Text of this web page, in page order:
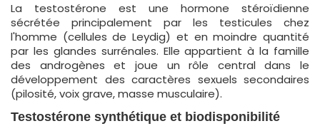
La testostérone est une hormone stéroïdienne
sécrétée principalement par les testicules chez
l'homme (cellules de Leydig) et en moindre quantité
par les glandes surrénales. Elle appartient à la famille
des androgènes et joue un rôle central dans le
développement des caractères sexuels secondaires
(pilosité, voix grave, masse musculaire).
Testostérone synthétique et biodisponibilité